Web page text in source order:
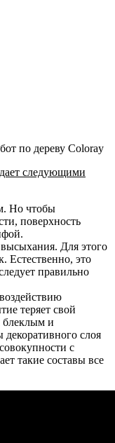
по дереву Coloray
следующими
Но чтобы
поверхность
Для этого
Естественно, это
правильно
теряет свой
блеклым и
слоя
с
такие составы все